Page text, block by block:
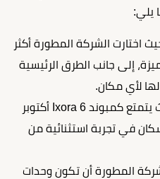
يلي:
اختارت الشركة المطورة أكثر
إلى جانب الطرق الرئيسية
لأي مكان.
حيث يتمتع كمبوند Ixora 6 أكتوبر
في تجربة استثنائية من
المطورة أن تكون وحدات